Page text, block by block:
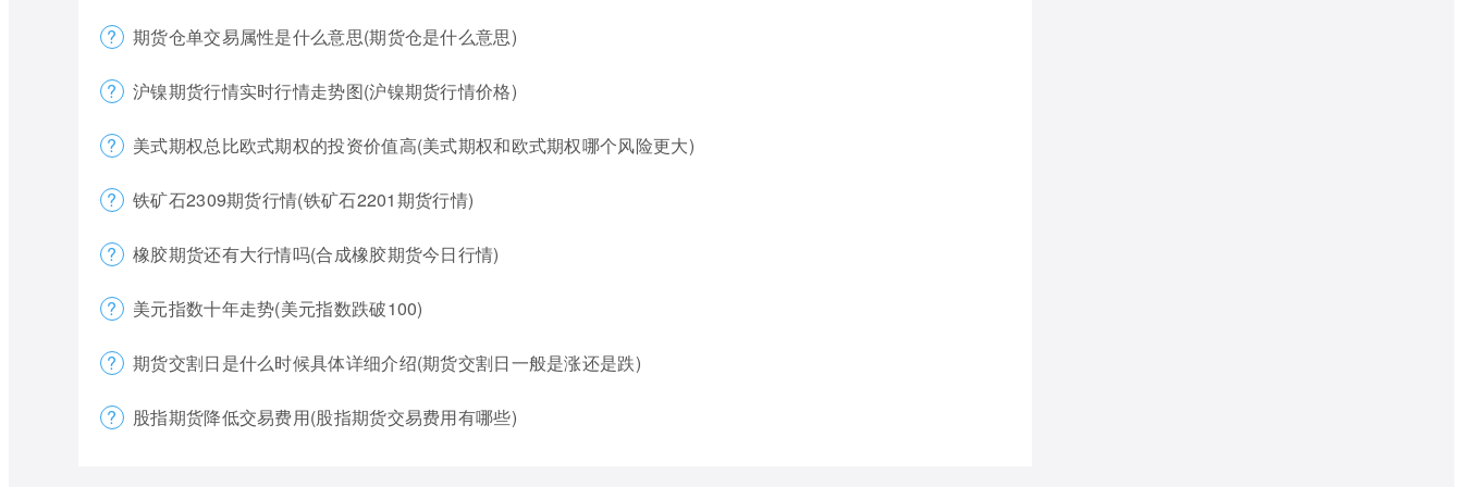
期货仓单交易属性是什么意思(期货仓是什么意思)
沪镍期货行情实时行情走势图(沪镍期货行情价格)
美式期权总比欧式期权的投资价值高(美式期权和欧式期权哪个风险更大)
铁矿石2309期货行情(铁矿石2201期货行情)
橡胶期货还有大行情吗(合成橡胶期货今日行情)
美元指数十年走势(美元指数跌破100)
期货交割日是什么时候具体详细介绍(期货交割日一般是涨还是跌)
股指期货降低交易费用(股指期货交易费用有哪些)